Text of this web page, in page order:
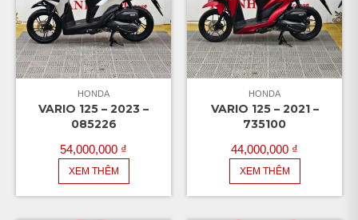
HONDA
VARIO 125 – 2023 –
085226
54,000,000 ₫
XEM THÊM
HONDA
VARIO 125 – 2021 –
735100
44,000,000 ₫
XEM THÊM